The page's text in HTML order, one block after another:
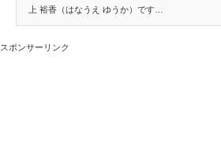
上 裕香（はなうえ ゆうか）です…
スポンサーリンク